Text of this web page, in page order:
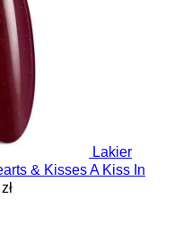
Lakier
& Kisses A Kiss In